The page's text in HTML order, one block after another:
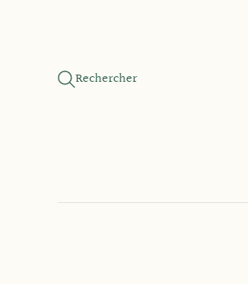
Rechercher